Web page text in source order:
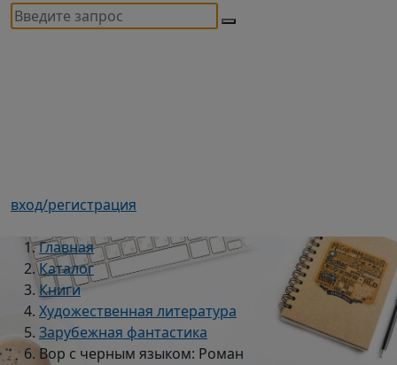
вход/регистрация
Главная
Каталог
Книги
Художественная литература
Зарубежная фантастика
Вор с черным языком: Роман